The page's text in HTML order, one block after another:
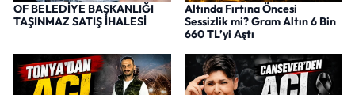
OF BELEDİYE BAŞKANLIĞI
TAŞINMAZ SATIŞ İHALESİ
Altında Fırtına Öncesi
Sessizlik mi? Gram Altın 6 Bin
660 TL’yi Aştı